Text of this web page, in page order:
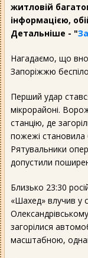
житловій
інформацією,
Детальніше - "
Нагадаємо, що
Запоріжжю
Перший удар
мікрорайоні.
станцію, де
пожежі становила
Рятувальники
допустили
Близько 23:30
«Шахед» влучив у
загорілися
масштабною, однак